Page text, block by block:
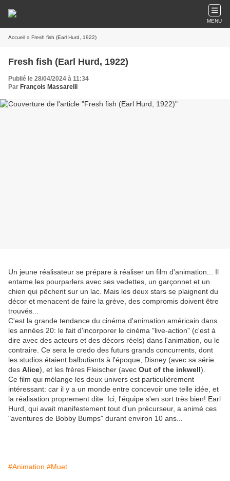
MENU
Accueil » Fresh fish (Earl Hurd, 1922)
Fresh fish (Earl Hurd, 1922)
Publié le 28/04/2024 à 11:34
Par François Massarelli
Un jeune réalisateur se prépare à réaliser un film d'animation... Il
entame les pourparlers avec ses vedettes, un garçonnet et un
chien qui pêchent sur un lac. Mais les deux stars se plaignent du
décor et menacent de faire la grève, des compromis doivent être
trouvés...
C'est la grande tendance du cinéma d'animation américain dans
les années 20: le fait d'incorporer le cinéma "live-action" (c'est à
dire avec des acteurs et des décors réels) dans l'animation, ou le
contraire. Ce sera le credo des futurs grands concurrents, dont
les studios étaient balbutiants à l'époque, Disney (avec sa série
des Alice), et les frères Fleischer (avec Out of the inkwell).
Ce film qui mélange les deux univers est particulièrement
intéressant: car il y a un monde entre concevoir une telle idée, et
la réalisation proprement dite. Ici, l'équipe s'en sort très bien! Earl
Hurd, qui avait manifestement tout d'un précurseur, a animé ces
"aventures de Bobby Bumps" durant environ 10 ans...
#Animation #Muet